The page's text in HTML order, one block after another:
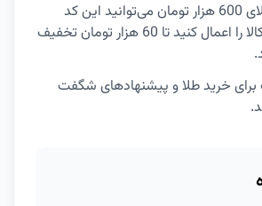
در خریدهای بالای 600 هزار تومان می‌توانید این کد
تخفیف دیجی کالا را اعمال کنید تا 60 هزار تومان تخفیف
خرید طلا و پیشنهادهای شگفت